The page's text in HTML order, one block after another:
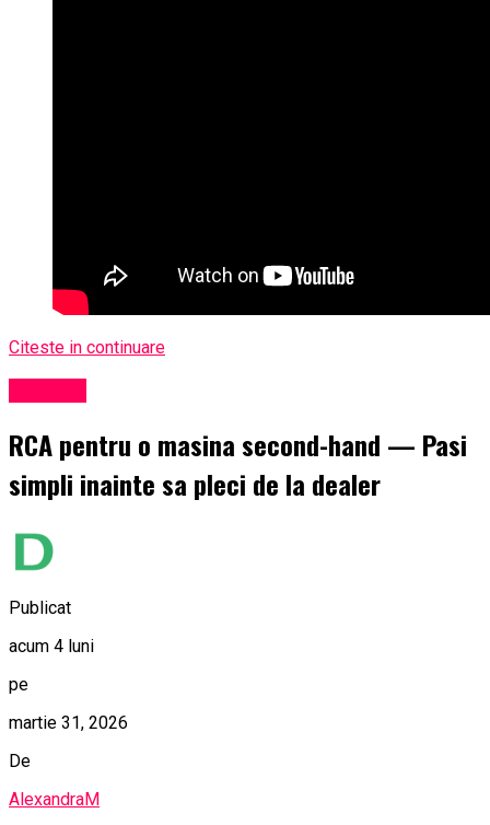
Citeste in continuare
RCA pentru o masina second-hand — Pasi
simpli inainte sa pleci de la dealer
Publicat
acum 4 luni
pe
martie 31, 2026
De
AlexandraM